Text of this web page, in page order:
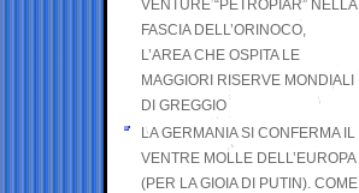
VENTURE “PETROPIAR” NELLA
FASCIA DELL’ORINOCO,
L’AREA CHE OSPITA LE
MAGGIORI RISERVE MONDIALI
DI GREGGIO
LA GERMANIA SI CONFERMA IL
VENTRE MOLLE DELL’EUROPA
(PER LA GIOIA DI PUTIN). COME